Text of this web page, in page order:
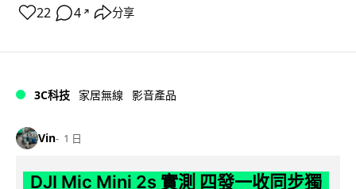
22 4 ↗ 分享
3C科技 家居無線 影音產品
Vin 1 日
DJI Mic Mini 2s 實測 四發一收同步獨